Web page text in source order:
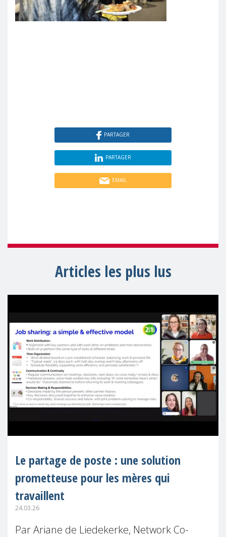
PARTAGER
PARTAGER
EMAIL
Articles les plus lus
Le partage de poste : une solution
prometteuse pour les mères qui
travaillent
24.03.26
Par Ariane de Liedekerke, Network Co-